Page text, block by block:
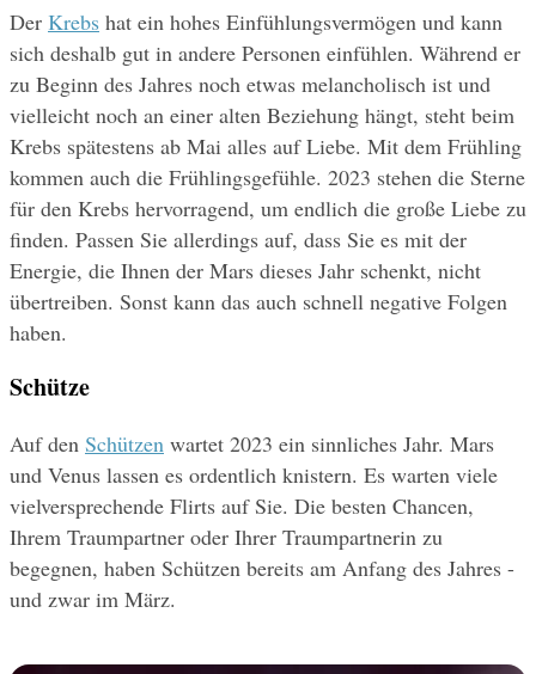
Der Krebs hat ein hohes Einfühlungsvermögen und kann
sich deshalb gut in andere Personen einfühlen. Während er
zu Beginn des Jahres noch etwas melancholisch ist und
vielleicht noch an einer alten Beziehung hängt, steht beim
Krebs spätestens ab Mai alles auf Liebe. Mit dem Frühling
kommen auch die Frühlingsgefühle. 2023 stehen die Sterne
für den Krebs hervorragend, um endlich die große Liebe zu
finden. Passen Sie allerdings auf, dass Sie es mit der
Energie, die Ihnen der Mars dieses Jahr schenkt, nicht
übertreiben. Sonst kann das auch schnell negative Folgen
haben.
Schütze
Auf den Schützen wartet 2023 ein sinnliches Jahr. Mars
und Venus lassen es ordentlich knistern. Es warten viele
vielversprechende Flirts auf Sie. Die besten Chancen,
Ihrem Traumpartner oder Ihrer Traumpartnerin zu
begegnen, haben Schützen bereits am Anfang des Jahres -
und zwar im März.